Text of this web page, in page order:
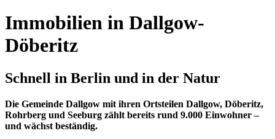
Immobilien in Dallgow-
Döberitz
Schnell in Berlin und in der Natur
Die Gemeinde Dallgow mit ihren Ortsteilen Dallgow, Döberitz,
Rohrberg und Seeburg zählt bereits rund 9.000 Einwohner –
und wächst beständig.